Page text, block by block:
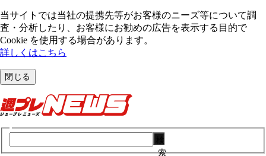
当サイトでは当社の提携先等がお客様のニーズ等について調
査・分析したり、お客様にお勧めの広告を表⽰する⽬的で
Cookie を使⽤する場合があります。
詳しくはこちら
閉じる
索